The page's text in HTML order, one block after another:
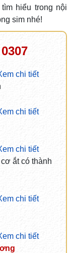
hiểu trong nội
sim nhé!
0307
chi tiết
chi tiết
chi tiết
ắt có thành
chi tiết
chi tiết